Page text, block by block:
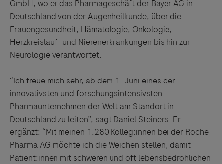
GmbH, wo er das Pharmageschäft der Bayer AG in
Deutschland von der Augenheilkunde, über die
Frauengesundheit, Hämatologie, Onkologie,
Herzkreislauf- und Nierenerkrankungen bis hin zur
Neurologie verantwortet.
“Ich freue mich sehr, ab dem 1. Juni eines der
innovativsten und forschungsintensivsten
Pharmaunternehmen der Welt am Standort in
Deutschland zu leiten”, sagt Daniel Steiners. Er
ergänzt: “Mit meinen 1.280 Kolleg:innen bei der Roche
Pharma AG möchte ich die Weichen stellen, damit
Patient:innen mit schweren und oft lebensbedrohlichen